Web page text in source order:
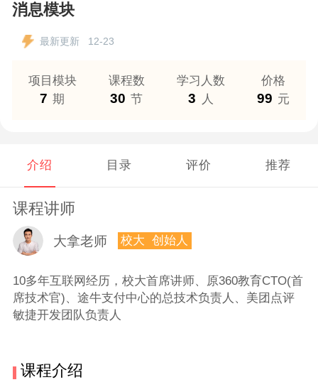
消息模块
最新更新 12-23
项目模块
7 期
课程数
30 节
学习人数
3 人
价格
99 元
介绍 目录 评价 推荐
课程讲师
大拿老师 校大 创始人
10多年互联网经历，校大首席讲师、原360教育CTO(首
席技术官)、途牛支付中心的总技术负责人、美团点评
敏捷开发团队负责人
课程介绍